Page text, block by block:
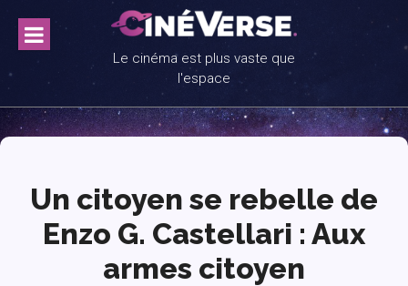
content
Le cinéma est plus vaste que
l'espace
Un citoyen se rebelle de
Enzo G. Castellari : Aux
armes citoyen